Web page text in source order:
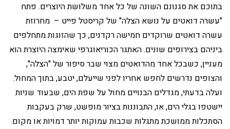
בתוכם את סגנונם השונה של כל אחד משלושת היוצרים. פתח
"עשרה דואטים על נושא הצלה" של קריסטל פייט – מחרוזת
עשרה דואטים שרוקדים חמישה רקדנים, כך שהזוגות מתחלפים
ביניהם בצירופים שונים. האתגר הכוריאוגרפי שאימצה היוצרת הוא
מעניין, כשבכל אחד מהדואטים מצוי שבר סיפור של "הצלה",
והצופים נדרשים לחפש אחריו לפני שייעלם, יטבע, בתוך המחול.
ועלה בדעתי, מגדלים הבנויים מחול על שפת הים, שבעוד שניות
יישטפו בגלי הים, או, התבוננות בציור מופשט, שרק בעקבות
הסתכלות ממושכת מתגלות שכבות עמוקות יותר דמויות או מקום.